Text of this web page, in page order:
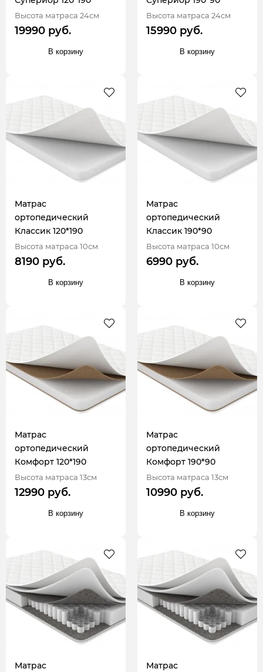
Высота матраса 24см
19990 руб.
В корзину
Высота матраса 24см
15990 руб.
В корзину
Матрас
ортопедический
Классик 120*190
Высота матраса 10см
8190 руб.
В корзину
Матрас
ортопедический
Классик 190*90
Высота матраса 10см
6990 руб.
В корзину
Матрас
ортопедический
Комфорт 120*190
Высота матраса 13см
12990 руб.
В корзину
Матрас
ортопедический
Комфорт 190*90
Высота матраса 13см
10990 руб.
В корзину
Матрас
Матрас